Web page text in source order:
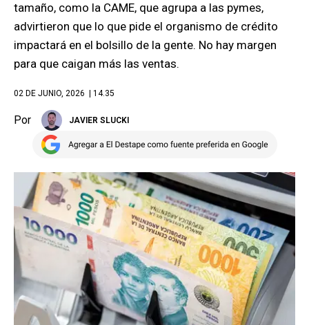
tamaño, como la CAME, que agrupa a las pymes,
advirtieron que lo que pide el organismo de crédito
impactará en el bolsillo de la gente. No hay margen
para que caigan más las ventas.
02 DE JUNIO, 2026 | 14.35
Por JAVIER SLUCKI